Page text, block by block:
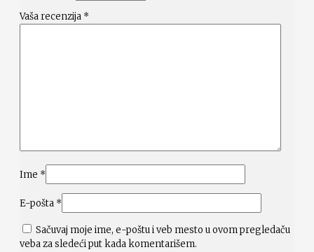
Vaša recenzija *
Ime *
E-pošta *
Sačuvaj moje ime, e-poštu i veb mesto u ovom pregledaču
veba za sledeći put kada komentarišem.